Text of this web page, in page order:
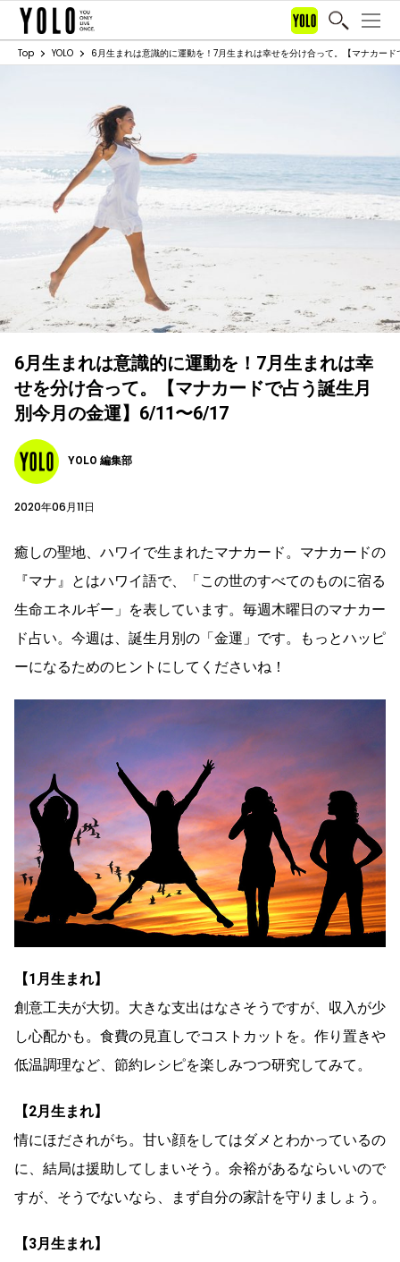
Top YOLO 6月生まれは意識的に運動を！7月生まれは幸せを分け合って。【マナカー
6月生まれは意識的に運動を！7月生まれは幸
せを分け合って。【マナカードで占う誕生月
別今月の金運】6/11〜6/17
YOLO 編集部
2020年06月11日
癒しの聖地、ハワイで生まれたマナカード。マナカードの
『マナ』とはハワイ語で、「この世のすべてのものに宿る
生命エネルギー」を表しています。毎週木曜日のマナカー
ド占い。今週は、誕生月別の「金運」です。もっとハッピ
ーになるためのヒントにしてくださいね！
【1月生まれ】
創意工夫が大切。大きな支出はなさそうですが、収入が少
し心配かも。食費の見直しでコストカットを。作り置きや
低温調理など、節約レシピを楽しみつつ研究してみて。
【2月生まれ】
情にほだされがち。甘い顔をしてはダメとわかっているの
に、結局は援助してしまいそう。余裕があるならいいので
すが、そうでないなら、まず自分の家計を守りましょう。
【3月生まれ】